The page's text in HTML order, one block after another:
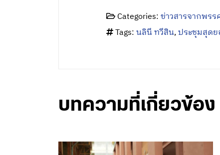
Categories:ข่าวสารจากพรร
Tags:นลินี ทวีสิน,ประชุมสุด
บทความที่เกี่ยวข้อง